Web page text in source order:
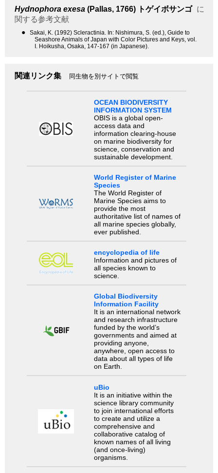
Hydnophora exesa (Pallas, 1766) トゲイボサンゴ に
関する参考文献
●
Sakai, K. (1992) Scleractinia. In: Nishimura, S. (ed.), Guide to
Seashore Animals of Japan with Color Pictures and Keys, vol.
I. Hoikusha, Osaka, 147-167 (in Japanese).
関連リンク集 同生物を別サイトで閲覧
OCEAN BIODIVERSITY
INFORMATION SYSTEM
OBIS is a global open-
access data and
information clearing-house
on marine biodiversity for
science, conservation and
sustainable development.
World Register of Marine
Species
The World Register of
Marine Species aims to
provide the most
authoritative list of names of
all marine species globally,
ever published.
encyclopedia of life
Information and pictures of
all species known to
science.
Global Biodiversity
Information Facility
It is an international network
and research infrastructure
funded by the world’s
governments and aimed at
providing anyone,
anywhere, open access to
data about all types of life
on Earth.
uBio
It is an initiative within the
science library community
to join international efforts
to create and utilize a
comprehensive and
collaborative catalog of
known names of all living
(and once-living)
organisms.